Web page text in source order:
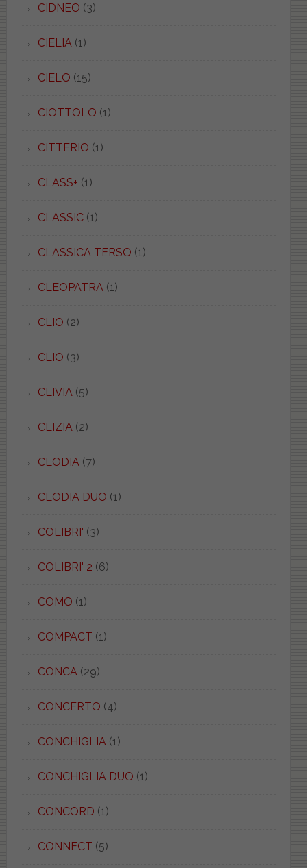
CIDNEO (3)
CIELIA(1)
CIELO (15)
CIOTTOLO (1)
CITTERIO (1)
CLASS+ (1)
CLASSIC(1)
CLASSICA TERSO (1)
CLEOPATRA(1)
CLIO (2)
CLIO (3)
CLIVIA(5)
CLIZIA(2)
CLODIA(7)
CLODIA DUO (1)
COLIBRI' (3)
COLIBRI' 2 (6)
COMO (1)
COMPACT (1)
CONCA(29)
CONCERTO (4)
CONCHIGLIA(1)
CONCHIGLIA DUO (1)
CONCORD (1)
CONNECT (5)